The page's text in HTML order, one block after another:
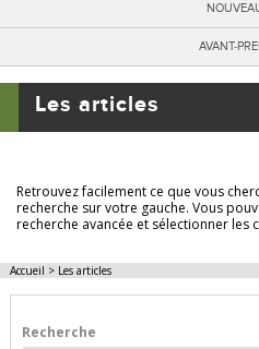
AVANT-
Les articles
Retrouvez facilement ce que vous
recherche sur votre gauche. Vous
recherche avancée et sélectionner les
Accueil > Les articles
Recherche